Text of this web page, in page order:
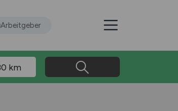
Arbeitgeber